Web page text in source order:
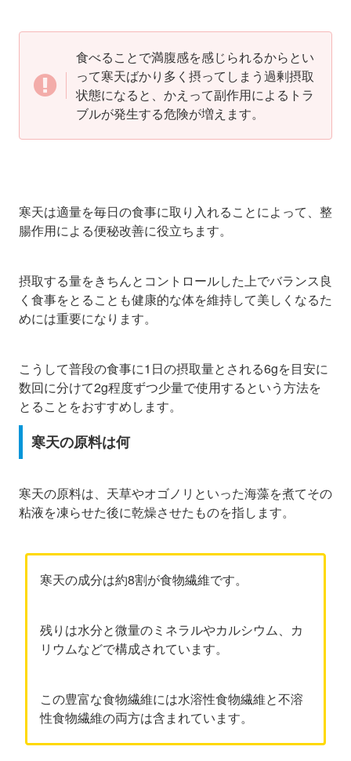
食べることで満腹感を感じられるからとい
って寒天ばかり多く摂ってしまう過剰摂取
状態になると、かえって副作用によるトラ
ブルが発生する危険が増えます。
寒天は適量を毎日の食事に取り入れることによって、整
腸作用による便秘改善に役立ちます。
摂取する量をきちんとコントロールした上でバランス良
く食事をとることも健康的な体を維持して美しくなるた
めには重要になります。
こうして普段の食事に1日の摂取量とされる6gを目安に
数回に分けて2g程度ずつ少量で使用するという方法を
とることをおすすめします。
寒天の原料は何
寒天の原料は、天草やオゴノリといった海藻を煮てその
粘液を凍らせた後に乾燥させたものを指します。
寒天の成分は約8割が食物繊維です。
残りは水分と微量のミネラルやカルシウム、カ
リウムなどで構成されています。
この豊富な食物繊維には水溶性食物繊維と不溶
性食物繊維の両方は含まれています。